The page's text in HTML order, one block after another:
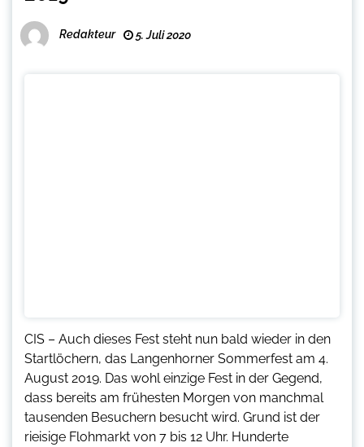
Redakteur 5. Juli 2020
CIS – Auch dieses Fest steht nun bald wieder in den
Startlöchern, das Langenhorner Sommerfest am 4.
August 2019. Das wohl einzige Fest in der Gegend,
dass bereits am frühesten Morgen von manchmal
tausenden Besuchern besucht wird. Grund ist der
rieisige Flohmarkt von 7 bis 12 Uhr. Hunderte